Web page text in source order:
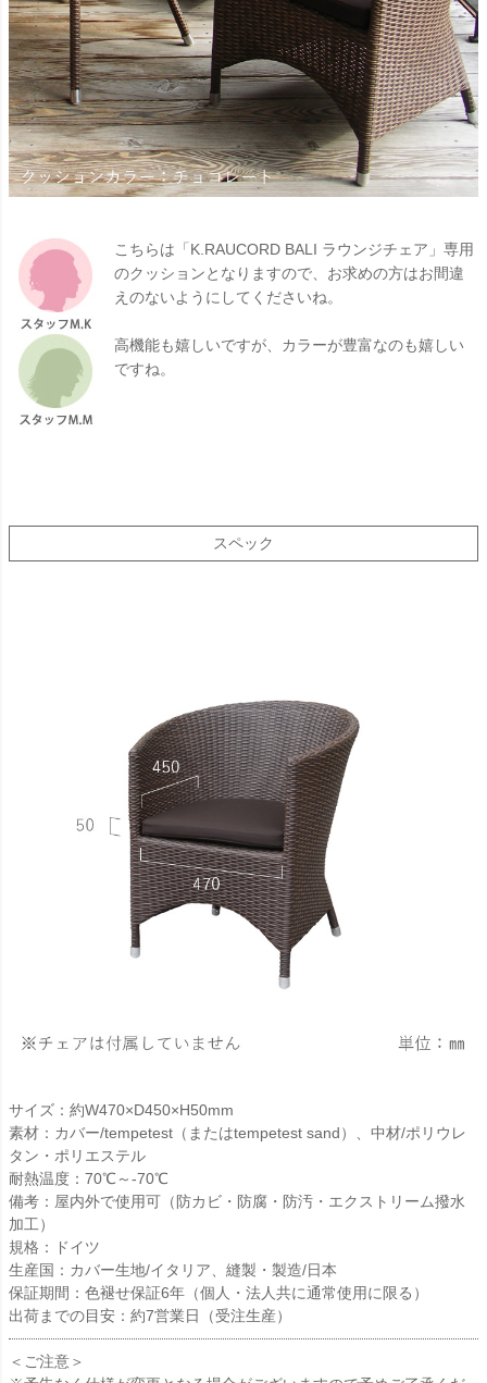
こちらは「K.RAUCORD BALI ラウンジチェア」専用
のクッションとなりますので、お求めの方はお間違
えのないようにしてくださいね。
高機能も嬉しいですが、カラーが豊富なのも嬉しい
ですね。
スペック
サイズ：約W470×D450×H50mm
素材：カバー/tempetest（またはtempetest sand）、中材/ポリウレ
タン・ポリエステル
耐熱温度：70℃～-70℃
備考：屋内外で使用可（防カビ・防腐・防汚・エクストリーム撥水
加工）
規格：ドイツ
生産国：カバー生地/イタリア、縫製・製造/日本
保証期間：色褪せ保証6年（個人・法人共に通常使用に限る）
出荷までの目安：約7営業日（受注生産）
＜ご注意＞